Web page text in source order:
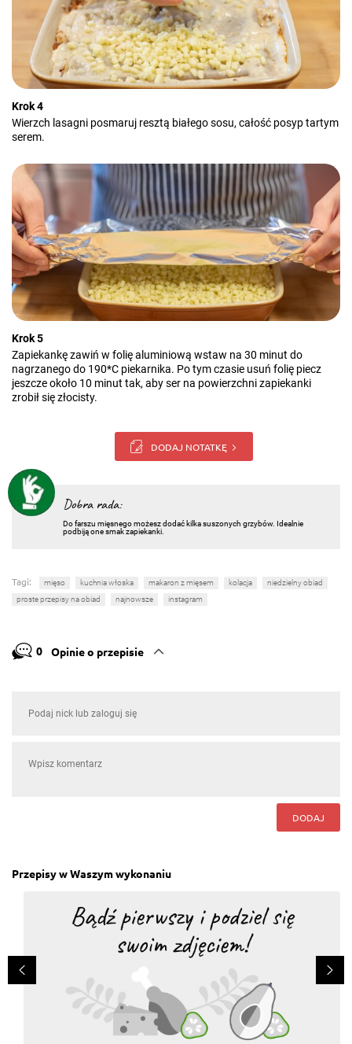
Krok 4
Wierzch lasagni posmaruj resztą białego sosu, całość posyp tartym
serem.
Krok 5
Zapiekankę zawiń w folię aluminiową wstaw na 30 minut do
nagrzanego do 190*C piekarnika. Po tym czasie usuń folię piecz
jeszcze około 10 minut tak, aby ser na powierzchni zapiekanki
zrobił się złocisty.
DODAJ NOTATKĘ
Dobra rada:
Do farszu mięsnego możesz dodać kilka suszonych grzybów. Idealnie
podbiją one smak zapiekanki.
Tagi: mięso kuchnia włoska makaron z mięsem kolacja
niedzielny obiad
proste przepisy na obiad
najnowsze instagram
0 Opinie o przepisie
DODAJ
Przepisy w Waszym wykonaniu